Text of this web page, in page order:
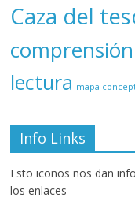
Caza del
lectura mapa
Info Links
Esto iconos nos dan
los enlaces